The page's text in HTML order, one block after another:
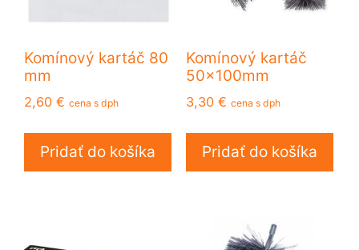
Komínový kartáč 80
mm
2,60 € cena s dph
Pridať do košíka
Komínový kartáč
50x100mm
3,30 € cena s dph
Pridať do košíka